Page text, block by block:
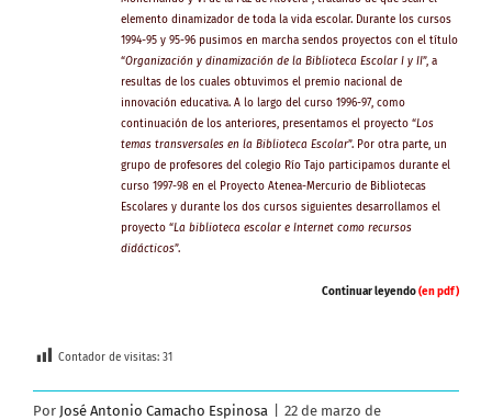
elemento dinamizador de toda la vida escolar. Durante los cursos
1994-95 y 95-96 pusimos en marcha sendos proyectos con el título
“Organización y dinamización de la Biblioteca Escolar I y II”, a
resultas de los cuales obtuvimos el premio nacional de
innovación educativa. A lo largo del curso 1996-97, como
continuación de los anteriores, presentamos el proyecto “Los
temas transversales en la Biblioteca Escolar”. Por otra parte, un
grupo de profesores del colegio Río Tajo participamos durante el
curso 1997-98 en el Proyecto Atenea-Mercurio de Bibliotecas
Escolares y durante los dos cursos siguientes desarrollamos el
proyecto “La biblioteca escolar e Internet como recursos
didácticos”.
Continuar leyendo(en pdf)
Contador de visitas: 31
Por José Antonio Camacho Espinosa
22 de marzo de